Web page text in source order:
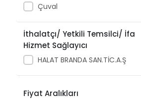
Alemdar
Alex Schoeller
Alex Schoellers
ALFA
ALFA DEFTER
Çuval
İthalatçı/ Yetkili Temsilci/ İfa
Hizmet Sağlayıcı
HALAT BRANDA SAN.TİC.A.Ş
Fiyat Aralıkları